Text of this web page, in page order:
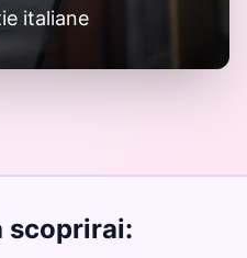
italiane
scoprirai: